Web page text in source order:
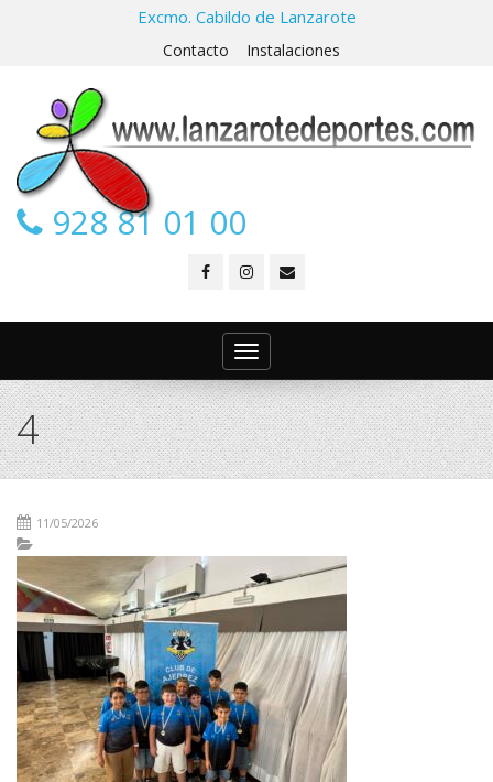
Excmo. Cabildo de Lanzarote
Contacto Instalaciones
928 81 01 00
Toggle
navigation
4
11/05/2026